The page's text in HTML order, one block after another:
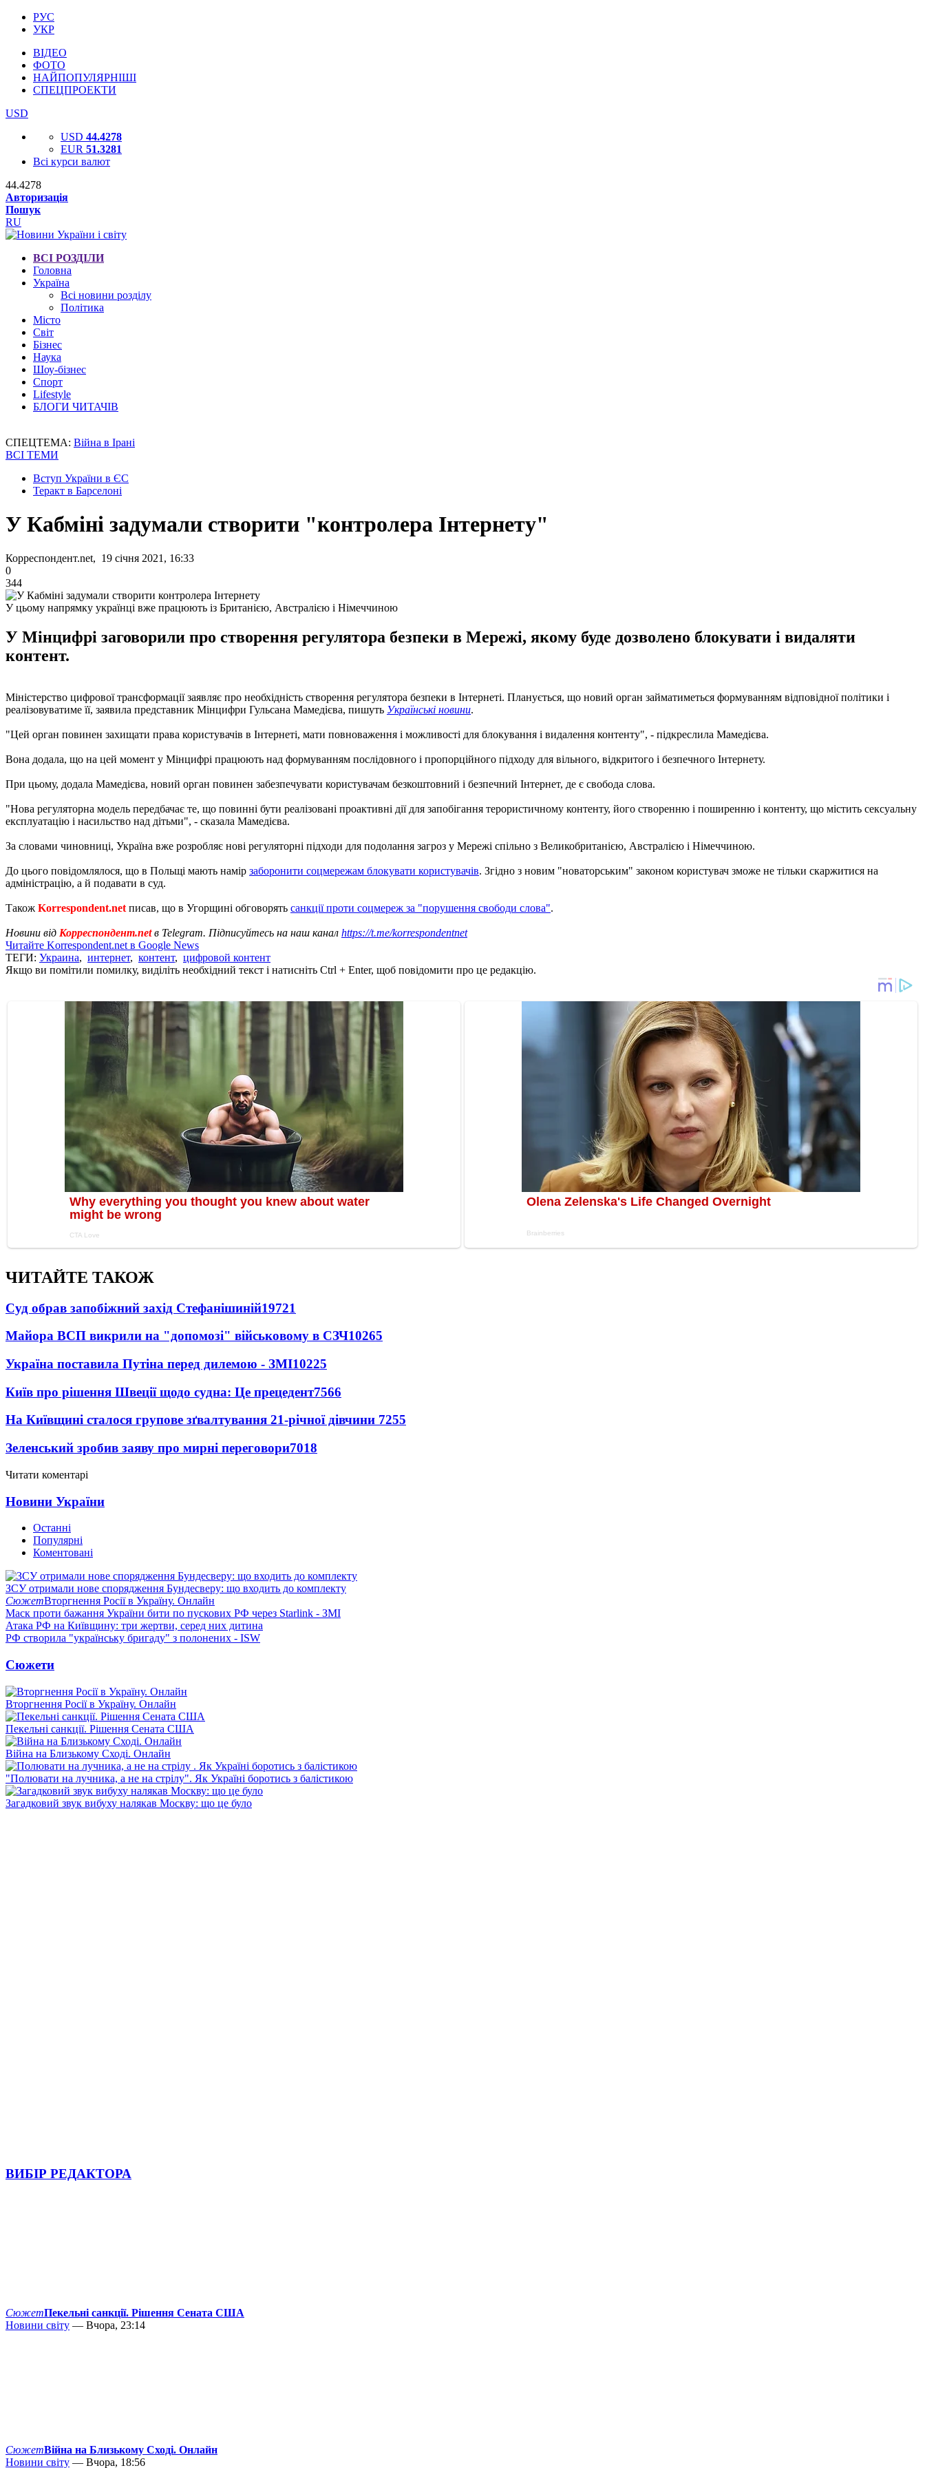
РУС
УКР
ВІДЕО
ФОТО
НАЙПОПУЛЯРНІШІ
СПЕЦПРОЕКТИ
USD
USD 44.4278
EUR 51.3281
Всі курси валют
44.4278
Авторизація
Пошук
RU
ВСІ РОЗДІЛИ
Головна
Україна
Всі новини розділу
Політика
Місто
Світ
Бізнес
Наука
Шоу-бізнес
Спорт
Lifestyle
БЛОГИ ЧИТАЧІВ
СПЕЦТЕМА: Війна в Ірані
ВСІ ТЕМИ
Вступ України в ЄС
Теракт в Барселоні
У Кабміні задумали створити "контролера Інтернету"
Корреспондент.net, 19 січня 2021, 16:33
0
344
У цьому напрямку українці вже працюють із Британією, Австралією і Німеччиною
У Мінцифрі заговорили про створення регулятора безпеки в Мережі, якому буде дозволено блокувати і видаляти
контент.
Міністерство цифрової трансформації заявляє про необхідність створення регулятора безпеки в Інтернеті. Планується, що новий орган займатиметься формуванням відповідної політики і
реалізовуватиме її, заявила представник Мінцифри Гульсана Мамедієва, пишуть Українськi новини.
"Цей орган повинен захищати права користувачів в Інтернеті, мати повноваження і можливості для блокування і видалення контенту", - підкреслила Мамедієва.
Вона додала, що на цей момент у Мінцифрі працюють над формуванням послідовного і пропорційного підходу для вільного, відкритого і безпечного Інтернету.
При цьому, додала Мамедієва, новий орган повинен забезпечувати користувачам безкоштовний і безпечний Інтернет, де є свобода слова.
"Нова регуляторна модель передбачає те, що повинні бути реалізовані проактивні дії для запобігання терористичному контенту, його створенню і поширенню і контенту, що містить сексуальну
експлуатацію і насильство над дітьми", - сказала Мамедієва.
За словами чиновниці, Україна вже розробляє нові регуляторні підходи для подолання загроз у Мережі спільно з Великобританією, Австралією і Німеччиною.
До цього повідомлялося, що в Польщі мають намір заборонити соцмережам блокувати користувачів. Згідно з новим "новаторським" законом користувач зможе не тільки скаржитися на
адміністрацію, а й подавати в суд.
Також Korrespondent.net писав, що в Угорщині обговорять санкції проти соцмереж за "порушення свободи слова".
Новини від Корреспондент.netв Telegram. Підписуйтесь на наш канал https://t.me/korrespondentnet
Читайте Korrespondent.net в Google News
ТЕГИ: Украина, интернет, контент, цифровой контент
Якщо ви помітили помилку, виділіть необхідний текст і натисніть Ctrl + Enter, щоб повідомити про це редакцію.
ЧИТАЙТЕ ТАКОЖ
Суд обрав запобіжний захід Стефанішиній19721
Майора ВСП викрили на "допомозі" військовому в СЗЧ10265
Україна поставила Путіна перед дилемою - ЗМІ10225
Київ про рішення Швеції щодо судна: Це прецедент7566
На Київщині сталося групове зґвалтування 21-річної дівчини 7255
Зеленський зробив заяву про мирні переговори7018
Читати коментарі
Новини України
Останні
Популярні
Коментовані
ЗСУ отримали нове спорядження Бундесверу: що входить до комплекту
СюжетВторгнення Росії в Україну. Онлайн
Маск проти бажання України бити по пускових РФ через Starlink - ЗМІ
Атака РФ на Київщину: три жертви, серед них дитина
РФ створила "українську бригаду" з полонених - ISW
Сюжети
Вторгнення Росії в Україну. Онлайн
Пекельні санкції. Рішення Сената США
Війна на Близькому Сході. Онлайн
"Полювати на лучника, а не на стрілу". Як Україні боротись з балістикою
Загадковий звук вибуху налякав Москву: що це було
ВИБІР РЕДАКТОРА
СюжетПекельні санкції. Рішення Сената США
Новини світу — Вчора, 23:14
СюжетВійна на Близькому Сході. Онлайн
Новини світу — Вчора, 18:56